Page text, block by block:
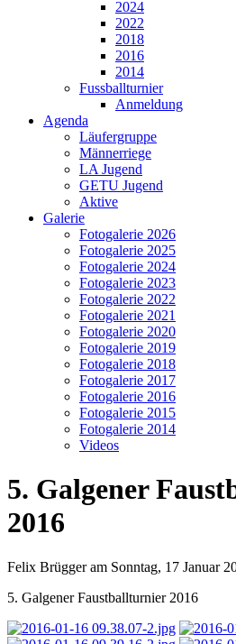
2024
2022
2018
2016
2014
Fussballturnier
Anmeldung
Agenda
Läufergruppe
Männerriege
LA Jugend
GETU Jugend
Aktive
Galerie
Fotogalerie 2026
Fotogalerie 2025
Fotogalerie 2024
Fotogalerie 2023
Fotogalerie 2022
Fotogalerie 2021
Fotogalerie 2020
Fotogalerie 2019
Fotogalerie 2018
Fotogalerie 2017
Fotogalerie 2016
Fotogalerie 2015
Fotogalerie 2014
Videos
5. Galgener
2016
Felix Brügger am Sonntag, 17 Januar
5. Galgener Faustballturnier 2016